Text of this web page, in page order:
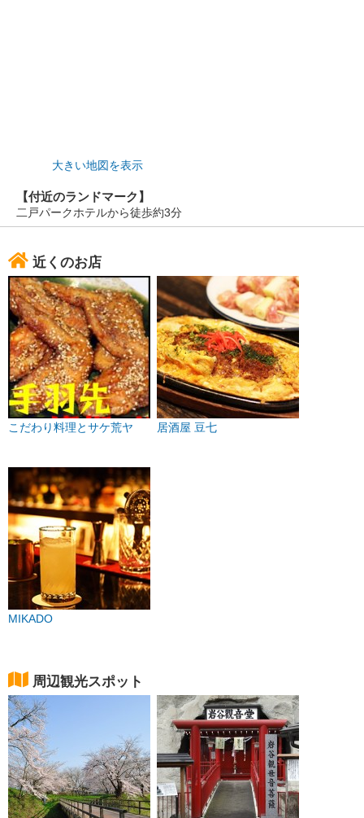
大きい地図を表示
【付近のランドマーク】
二戸パークホテルから徒歩約3分
近くのお店
こだわり料理とサケ荒ヤ 居酒屋 豆七
MIKADO
周辺観光スポット